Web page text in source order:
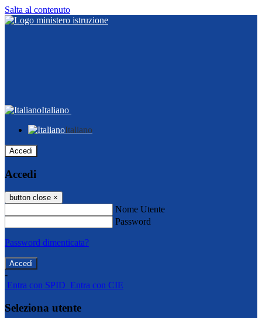
Salta al contenuto
Italiano
Italiano
Accedi
Accedi
button close ×
Nome Utente
Password
Password dimenticata?
-
Entra con SPID Entra con CIE
Seleziona utente